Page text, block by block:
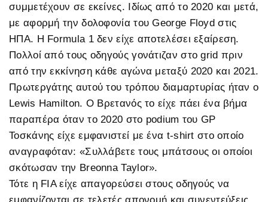
συμμετέχουν σε εκείνες. Ιδίως από το 2020 και μετά,
με αφορμή την δολοφονία του George Floyd στις
ΗΠΑ. Η Formula 1 δεν είχε αποτελέσει εξαίρεση.
Πολλοί από τους οδηγούς γονάτιζαν στο grid πριν
από την εκκίνηση κάθε αγώνα μεταξύ 2020 και 2021.
Πρωτεργάτης αυτού του τρόπου διαμαρτυρίας ήταν ο
Lewis Hamilton. Ο Βρετανός το είχε πάει ένα βήμα
παραπέρα όταν το 2020 στο podium του GP
Τοσκάνης είχε εμφανιστεί με ένα t-shirt στο οποίο
αναγραφόταν: «Συλλάβετε τους μπάτσους οι οποίοι
σκότωσαν την Breonna Taylor».
Τότε η FIA είχε απαγορεύσει στους οδηγούς να
εμφανίζονται σε τελετές απονομή και συνεντεύξεις